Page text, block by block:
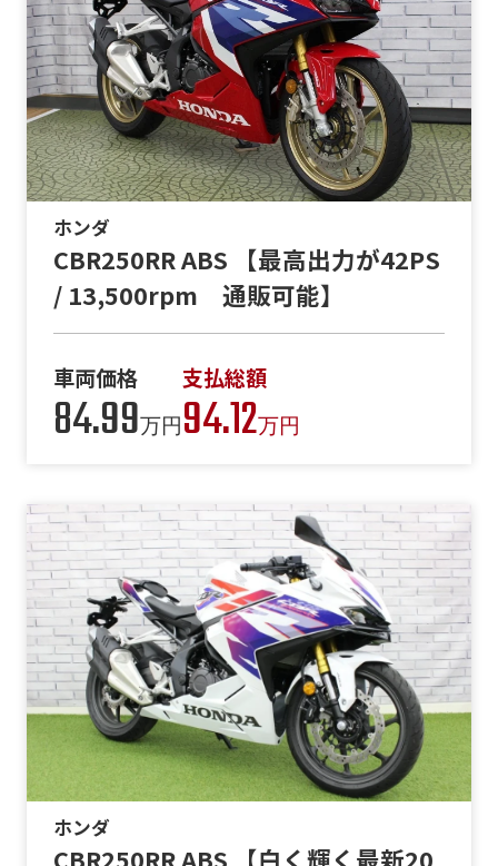
ホンダ
CBR250RR ABS 【最高出力が42PS
/ 13,500rpm 通販可能】
車両価格
84.99万円
支払総額
94.12万円
ホンダ